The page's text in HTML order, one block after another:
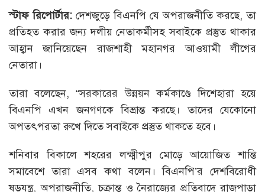
স্টাফ রিপোর্টার: দেশজুড়ে বিএনপি যে অপরাজনীতি করছে, তা
প্রতিহত করার জন্য দলীয় নেতাকর্মীসহ সবাইকে প্রস্তুত থাকার
আহ্বান জানিয়েছেন রাজশাহী মহানগর আওয়ামী লীগের
নেতারা।
তারা বলেছেন, “সরকারের উন্নয়ন কর্মকাণ্ডে দিশেহারা হয়ে
বিএনপি এখন জনগণকে বিভ্রান্ত করছে। তাদের যেকোনো
অপতৎপরতা রুখে দিতে সবাইকে প্রস্তুত থাকতে হবে।
শনিবার বিকালে শহরের লক্ষ্মীপুর মোড়ে আয়োজিত শান্তি
সমাবেশে তারা এসব কথা বলেন। বিএনপি’র দেশবিরোধী
ষড়যন্ত্র, অপরাজনীতি, চক্রান্ত ও নৈরাজ্যের প্রতিবাদে রাজপাড়া